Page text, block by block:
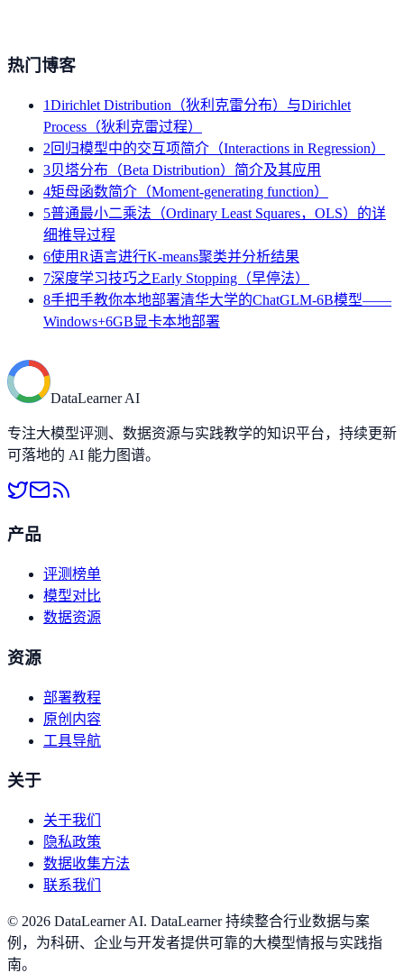
热门博客
1Dirichlet Distribution（狄利克雷分布）与Dirichlet
Process（狄利克雷过程）
2回归模型中的交互项简介（Interactions in Regression）
3贝塔分布（Beta Distribution）简介及其应用
4矩母函数简介（Moment-generating function）
5普通最小二乘法（Ordinary Least Squares，OLS）的详
细推导过程
6使用R语言进行K-means聚类并分析结果
7深度学习技巧之Early Stopping（早停法）
8手把手教你本地部署清华大学的ChatGLM-6B模型——
Windows+6GB显卡本地部署
DataLearner AI
专注大模型评测、数据资源与实践教学的知识平台，持续更新
可落地的 AI 能力图谱。
产品
评测榜单
模型对比
数据资源
资源
部署教程
原创内容
工具导航
关于
关于我们
隐私政策
数据收集方法
联系我们
© 2026 DataLearner AI. DataLearner 持续整合行业数据与案
例，为科研、企业与开发者提供可靠的大模型情报与实践指
南。